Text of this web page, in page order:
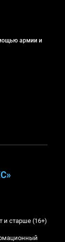
армии и
и старше (16+)